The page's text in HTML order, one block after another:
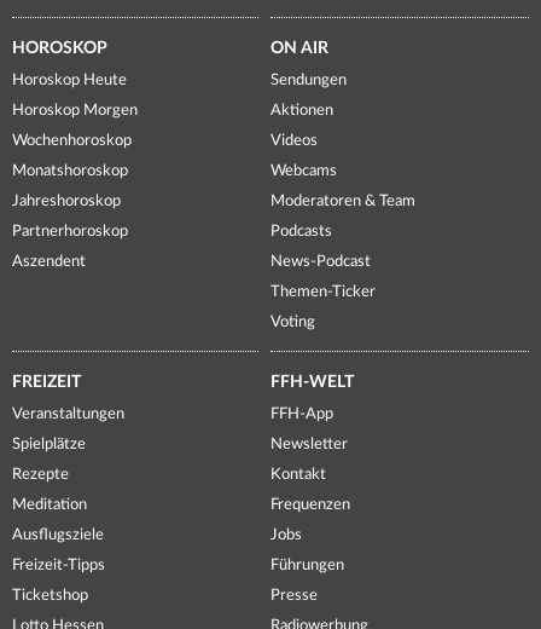
HOROSKOP
Horoskop Heute
Horoskop Morgen
Wochenhoroskop
Monatshoroskop
Jahreshoroskop
Partnerhoroskop
Aszendent
ON AIR
Sendungen
Aktionen
Videos
Webcams
Moderatoren & Team
Podcasts
News-Podcast
Themen-Ticker
Voting
FREIZEIT
Veranstaltungen
Spielplätze
Rezepte
Meditation
Ausflugsziele
Freizeit-Tipps
Ticketshop
Lotto Hessen
FFH-WELT
FFH-App
Newsletter
Kontakt
Frequenzen
Jobs
Führungen
Presse
Radiowerbung